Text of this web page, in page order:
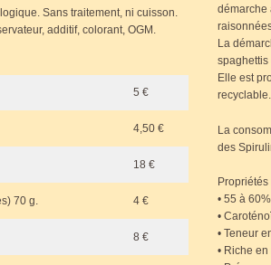
Sans traitement, ni cuisson.
additif, colorant, OGM.
5 €
4,50 €
18 €
70 g. 4 €
8 €
démarche
La
spaghettis
Elle est
recyclable.
La
des
• 55 à
•
• Teneur
• Riche